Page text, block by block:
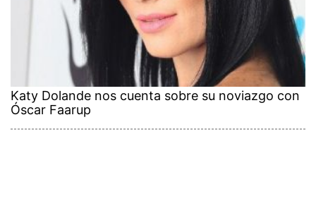
Katy Dolande nos cuenta sobre su noviazgo con
Óscar Faarup